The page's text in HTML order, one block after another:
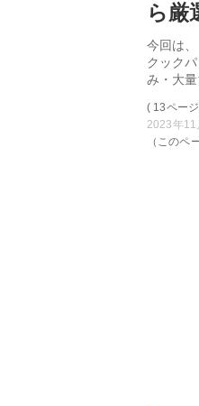
ら厳
今回は
クック
み・大
( 13ペー
2023年11
（このペ